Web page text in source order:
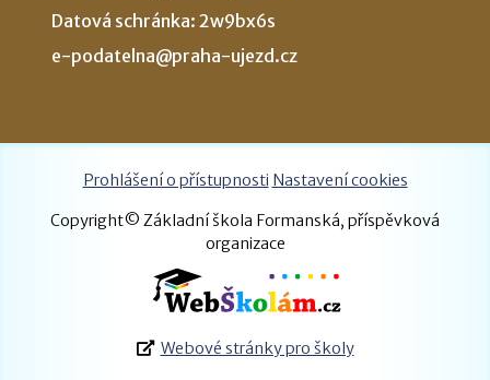
Datová schránka: 2w9bx6s
e-podatelna@praha-ujezd.cz
Prohlášení o přístupnosti Nastavení cookies
Copyright© Základní škola Formanská, příspěvková
organizace
Webové stránky pro školy